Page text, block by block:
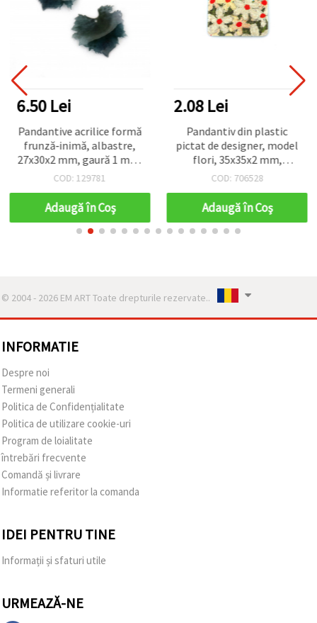
6.50 Lei
Pandantive acrilice formă
frunză‑inimă, albastre,
27x30x2 mm, gaură 1 mm,
set de 2 – pentru bijuterii,
decorațiuni DIY
COD: 129781
Adaugă în Coş
2.08 Lei
Pandantiv din plastic
pictat de designer, model
flori, 35x35x2 mm,
orificiu: 1 mm, pentru
COD: 706528
Adaugă în Coş
© 2004 - 2026 EM ART Toate drepturile rezervate..
INFORMATIE
Despre noi
Termeni generali
Politica de Confidențialitate
Politica de utilizare cookie-uri
Program de loialitate
întrebări frecvente
Comandă și livrare
Informatie referitor la comanda
IDEI PENTRU TINE
Informații și sfaturi utile
URMEAZĂ-NE